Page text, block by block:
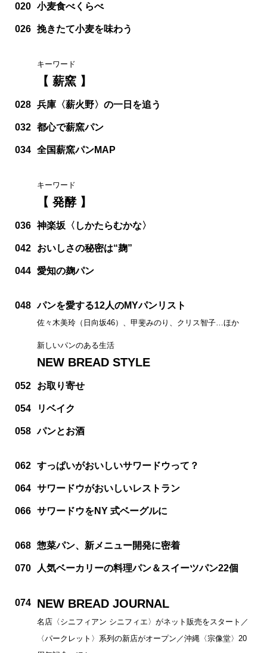
020 小麦食べくらべ
026 挽きたて小麦を味わう
キーワード
【 薪窯 】
028 兵庫〈薪火野〉の一日を追う
032 都心で薪窯パン
034 全国薪窯パンMAP
キーワード
【 発酵 】
036 神楽坂〈しかたらむかな〉
042 おいしさの秘密は“麹”
044 愛知の麹パン
048 パンを愛する12人のMYパンリスト
佐々木美玲（日向坂46）、甲斐みのり、クリス智子…ほか
新しいパンのある生活
NEW BREAD STYLE
052 お取り寄せ
054 リベイク
058 パンとお酒
062 すっぱいがおいしいサワードウって？
064 サワードウがおいしいレストラン
066 サワードウをNY 式ベーグルに
068 惣菜パン、新メニュー開発に密着
070 人気ベーカリーの料理パン＆スイーツパン22個
074 NEW BREAD JOURNAL
名店〈シニフィアン シニフィエ〉がネット販売をスタート／
〈パークレット〉系列の新店がオープン／沖縄〈宗像堂〉20